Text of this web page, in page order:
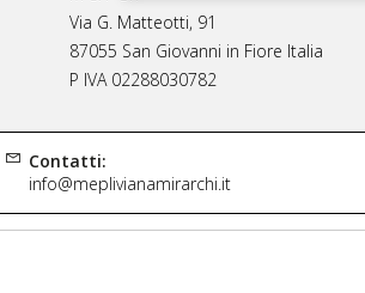
Via G. Matteotti, 91
87055 San Giovanni in Fiore Italia
P IVA 02288030782
Contatti:
info@meplivianamirarchi.it